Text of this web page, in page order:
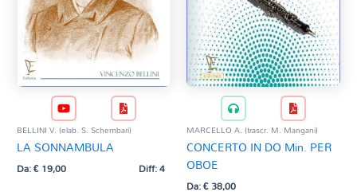
BELLINI V. (elab. S. Schembari)
LA SONNAMBULA
Da:€19,00 Diff: 4
MARCELLO A. (trascr. M. Mangani)
CONCERTO IN DO Min. PER
OBOE
Da:€38,00